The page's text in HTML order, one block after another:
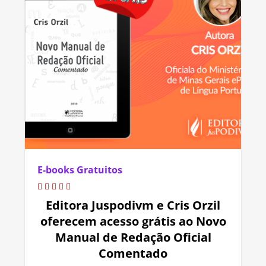
E-books Gratuitos
Editora Juspodivm e Cris Orzil
oferecem acesso grátis ao Novo
Manual de Redação Oficial
Comentado